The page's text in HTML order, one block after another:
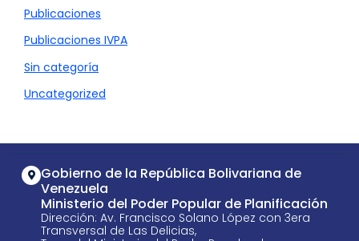
Publicaciones
Publicaciones IVPA
Sin categoría
Uncategorized
Gobierno de la República Bolivariana de
Venezuela
Ministerio del Poder Popular de Planificación
Dirección: Av. Francisco Solano López con 3era
Transversal de Las Delicias,